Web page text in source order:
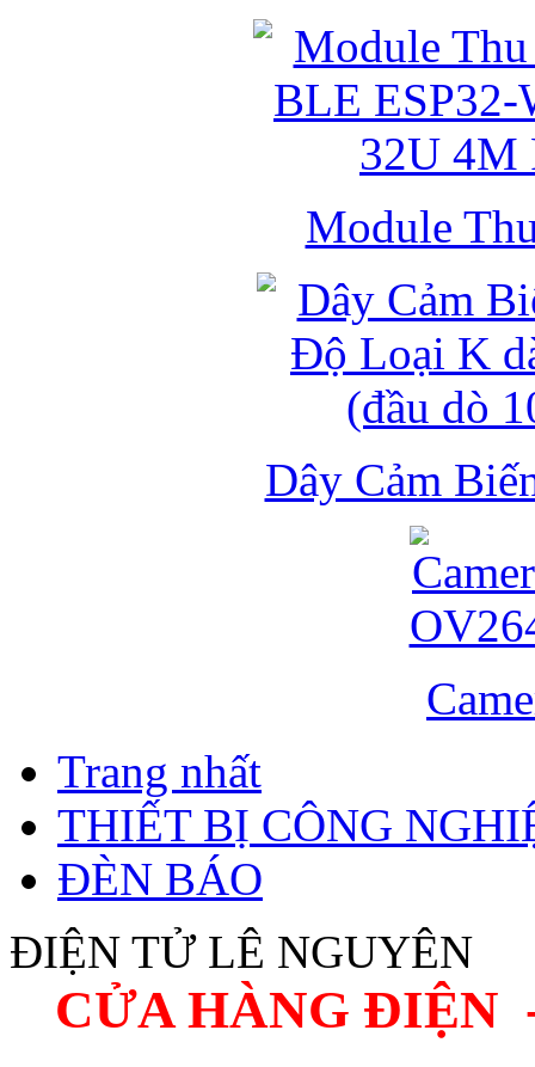
Module
Dây Cảm
Trang nhất
THIẾT BỊ CÔNG
ĐÈN BÁO
ĐIỆN TỬ LÊ NGUYÊN
CỬA HÀNG ĐIỆN